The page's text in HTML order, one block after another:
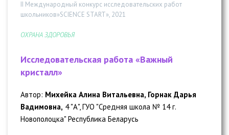
II Международный конкурс исследовательских работ
школьников»SCIENCE START», 2021
ОХРАНА ЗДОРОВЬЯ
Исследовательская работа «Важный
кристалл»
Автор: Михейка Алина Витальевна, Горнак Дарья
Вадимовна, 4 "А", ГУО "Средняя школа № 14 г.
Новополоцка" Республика Беларусь